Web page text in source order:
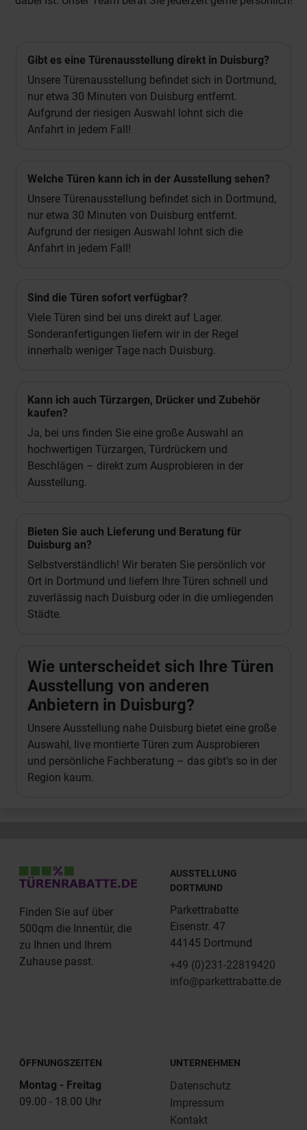
Gibt es eine Türenausstellung direkt in Duisburg?
Unsere Türenausstellung befindet sich in Dortmund,
nur etwa 30 Minuten von Duisburg entfernt.
Aufgrund der riesigen Auswahl lohnt sich die
Anfahrt in jedem Fall!
Welche Türen kann ich in der Ausstellung sehen?
Unsere Türenausstellung befindet sich in Dortmund,
nur etwa 30 Minuten von Duisburg entfernt.
Aufgrund der riesigen Auswahl lohnt sich die
Anfahrt in jedem Fall!
Sind die Türen sofort verfügbar?
Viele Türen sind bei uns direkt auf Lager.
Sonderanfertigungen liefern wir in der Regel
innerhalb weniger Tage nach Duisburg.
Kann ich auch Türzargen, Drücker und Zubehör
kaufen?
Ja, bei uns finden Sie eine große Auswahl an
hochwertigen Türzargen, Türdrückern und
Beschlägen – direkt zum Ausprobieren in der
Ausstellung.
Bieten Sie auch Lieferung und Beratung für
Duisburg an?
Selbstverständlich! Wir beraten Sie persönlich vor
Ort in Dortmund und liefern Ihre Türen schnell und
zuverlässig nach Duisburg oder in die umliegenden
Städte.
Wie unterscheidet sich Ihre Türen
Ausstellung von anderen
Anbietern in Duisburg?
Unsere Ausstellung nahe Duisburg bietet eine große
Auswahl, live montierte Türen zum Ausprobieren
und persönliche Fachberatung – das gibt’s so in der
Region kaum.
Finden Sie auf über
500qm die Innentür, die
zu Ihnen und Ihrem
Zuhause passt.
AUSSTELLUNG
DORTMUND
Parkettrabatte
Eisenstr. 47
44145 Dortmund
+49 (0)231-22819420
info@parkettrabatte.de
ÖFFNUNGSZEITEN
Montag - Freitag
09.00 - 18.00 Uhr
UNTERNEHMEN
Datenschutz
Impressum
Kontakt